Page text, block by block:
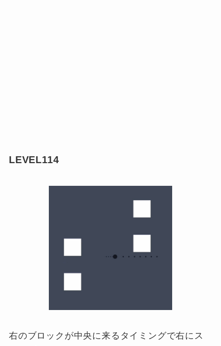
LEVEL114
右のブロックが中央に来るタイミングで右にス